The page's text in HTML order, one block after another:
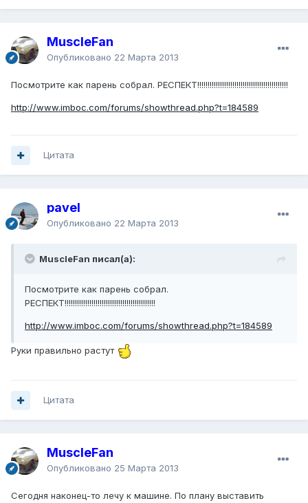
MuscleFan
Опубликовано 22 Марта 2013
Посмотрите как парень собрал. РЕСПЕКТ!!!!!!!!!!!!!!!!!!!!!!!!!!!!!!!!!!!!!!!!!!!!
http://www.imboc.com/forums/showthread.php?t=184589
Цитата
pavel
Опубликовано 22 Марта 2013
MuscleFan писал(а):
Посмотрите как парень собрал.
РЕСПЕКТ!!!!!!!!!!!!!!!!!!!!!!!!!!!!!!!!!!!!!!!!!!!!
http://www.imboc.com/forums/showthread.php?t=184589
Руки правильно растут
Цитата
MuscleFan
Опубликовано 25 Марта 2013
Сегодня наконец-то лечу к машине. По плану выставить